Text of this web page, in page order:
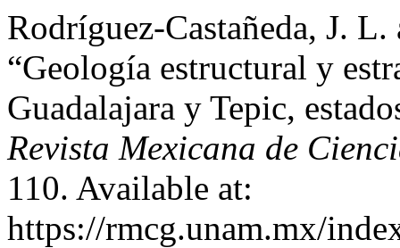
Rodríguez-Castañeda, J.
“Geología estructural y
Guadalajara y Tepic,
Revista Mexicana de
110. Available at:
https://rmcg.unam.mx/